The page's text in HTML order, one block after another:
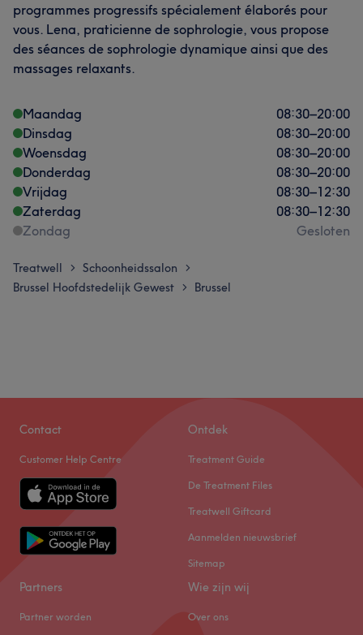
programmes progressifs spécialement élaborés pour
vous. Lena, praticienne de sophrologie, vous propose
des séances de sophrologie dynamique ainsi que des
massages relaxants.
Maandag 08:30–20:00
Dinsdag
08:30–20:00
Woensdag
08:30–20:00
Donderdag
08:30–20:00
Vrijdag
08:30–12:30
Zaterdag
08:30–12:30
Zondag
Gesloten
Treatwell > Schoonheidssalon >
Brussel Hoofdstedelijk Gewest > Brussel
Contact
Customer Help Centre
Ontdek
Treatment Guide
De Treatment Files
Treatwell Giftcard
Aanmelden nieuwsbrief
Sitemap
Partners
Partner worden
Wie zijn wij
Over ons